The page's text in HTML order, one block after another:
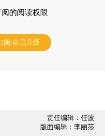
的阅读权限
阅/会员升级
责任编辑：任波
版面编辑：李丽莎